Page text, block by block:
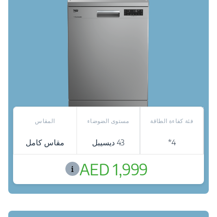
فئة كفاءة الطاقة
4*
مستوى الضوضاء
43 ديسيبل
المقاس
مقاس كامل
AED 1,999
في الرف السفلي